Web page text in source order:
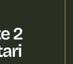
2